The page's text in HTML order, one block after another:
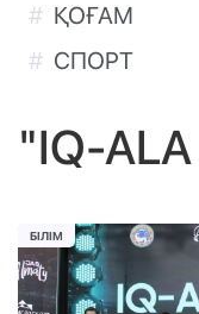
ҚОҒАМ
СПОРТ
"IQ-ALA
БІЛІМ